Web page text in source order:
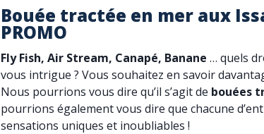
Bouée tractée en mer aux
PROMO
Fly Fish, Air Stream, Canapé, Banane … quels
vous intrigue ? Vous souhaitez en savoir
Nous pourrions vous dire qu’il s’agit de bouées
pourrions également vous dire que chacune
sensations uniques et inoubliables !